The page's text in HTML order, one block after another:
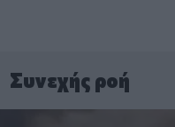
Συνεχής ροή